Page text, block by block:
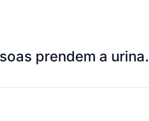
prendem a urina.